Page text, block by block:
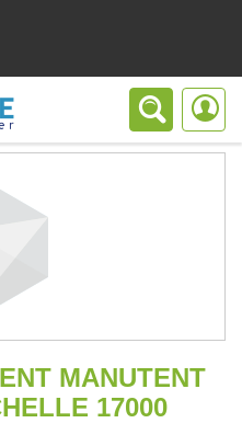
MANUTENT
17000